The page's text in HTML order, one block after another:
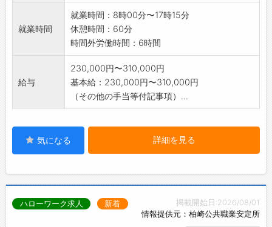
の職場見学も可能で
す。変更範囲:変更なし
就業時間
就業時間：8時00分〜17時15分
休憩時間：60分
時間外労働時間：6時間
給与
230,000円〜310,000円
基本給：230,000円〜310,000円
（その他の手当等付記事項）...
気になる 詳細を見る
掲載開始日:2026/08/01
情報提供元：柏崎公共職業安定所
ハローワーク求人 新着